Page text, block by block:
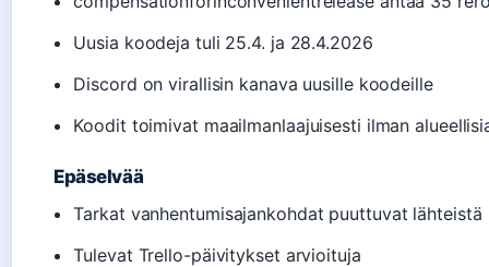
Uusia koodeja tuli 25.4. ja 28.4.2026
Discord on virallisin kanava uusille koodeille
Koodit toimivat maailmanlaajuisesti ilman
Epäselvää
Tarkat vanhentumisajankohdat puuttuvat lähteistä
Tulevat Trello-päivitykset arvioituja